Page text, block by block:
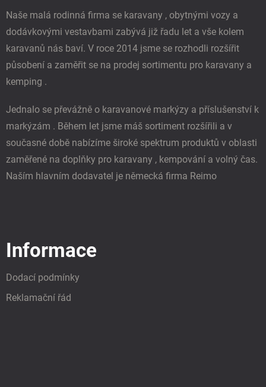
Naše malá rodinná firma se karavany , obytnými vozy a
dodávkovými vestavbami zabývá již řadu let a vše kolem
karavanů nás baví. V roce 2014 jsme se rozhodli rozšířit
působení a zaměřit se na prodej sortimentu pro karavany a
kemping .
Jednalo se převážně o karavanové markýzy a příslušenství k
markýzám . Během let jsme máš sortiment rozšířili a v
současné době nabízíme široké spektrum produktů v oblasti
zaměřené na doplňky pro karavany , kempování a volný čas.
Naším hlavním dodavatel je německá firma Reimo
Informace
Dodací podmínky
Reklamační řád